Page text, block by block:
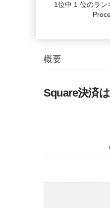
1位中 1 位のラ
概要
Square決済